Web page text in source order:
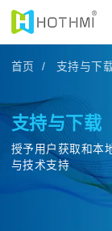
支持与下载
授予用户获取和本
与技术支持
首页 / 支持与下